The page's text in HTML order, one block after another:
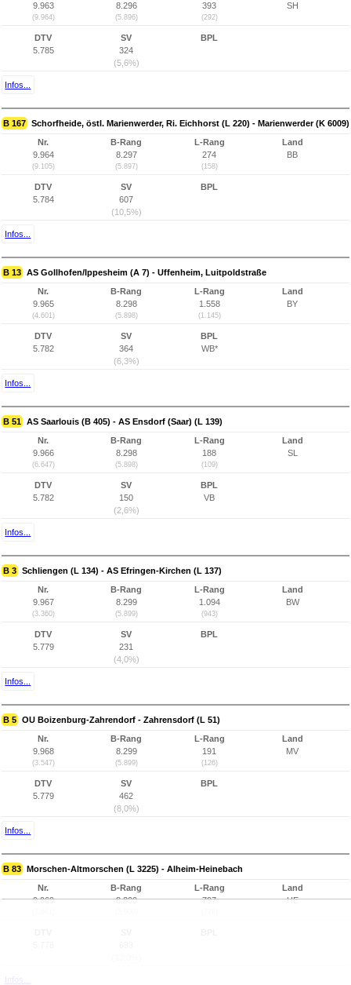
9.963
(9.964)
8.296
(5.896)
393
(292)
SH
DTV
5.785
SV
324
(5,6%)
BPL
Infos...
B 167 Schorfheide, östl. Marienwerder, Ri. Eichhorst (L 220) - Marienwerder (K 6009)
Nr.
9.964
(9.105)
B-Rang
8.297
(5.897)
L-Rang
274
(158)
Land
BB
DTV
5.784
SV
607
(10,5%)
BPL
Infos...
B 13 AS Gollhofen/Ippesheim (A 7) - Uffenheim, Luitpoldstraße
Nr.
9.965
(4.601)
B-Rang
8.298
(5.898)
L-Rang
1.558
(1.145)
Land
BY
DTV
5.782
SV
364
(6,3%)
BPL
WB*
Infos...
B 51 AS Saarlouis (B 405) - AS Ensdorf (Saar) (L 139)
Nr.
9.966
(6.647)
B-Rang
8.298
(5.898)
L-Rang
188
(109)
Land
SL
DTV
5.782
SV
150
(2,6%)
BPL
VB
Infos...
B 3 Schliengen (L 134) - AS Efringen-Kirchen (L 137)
Nr.
9.967
(3.360)
B-Rang
8.299
(5.899)
L-Rang
1.094
(943)
Land
BW
DTV
5.779
SV
231
(4,0%)
BPL
Infos...
B 5 OU Boizenburg-Zahrendorf - Zahrensdorf (L 51)
Nr.
9.968
(3.547)
B-Rang
8.299
(5.899)
L-Rang
191
(126)
Land
MV
DTV
5.779
SV
462
(8,0%)
BPL
Infos...
B 83 Morschen-Altmorschen (L 3225) - Alheim-Heinebach
Nr.
9.969
B-Rang
8.300
L-Rang
797
Land
HE
Infos...